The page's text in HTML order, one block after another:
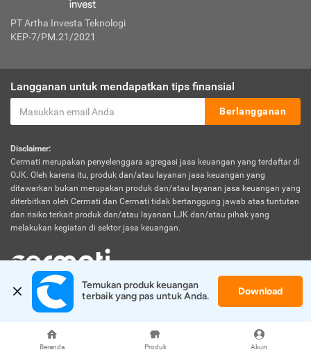
Beranda Produk Akun
PT Artha Investa Teknologi
KEP-7/PM.21/2021
Langganan untuk mendapatkan tips finansial
Berlangganan
Disclaimer:
Cermati merupakan penyelenggara agregasi jasa keuangan yang terdaftar di
OJK. Oleh karena itu, produk dan/atau layanan jasa keuangan yang
ditawarkan bukan merupakan produk dan/atau layanan jasa keuangan yang
diterbitkan oleh Cermati dan Cermati tidak bertanggung jawab atas tuntutan
dan risiko terkait produk dan/atau layanan LJK dan/atau pihak yang
melakukan kegiatan di sektor jasa keuangan.
© 2026 Cermati. All Rights Reserved.
Temukan produk keuangan
terbaik yang pas untuk Anda.
Download